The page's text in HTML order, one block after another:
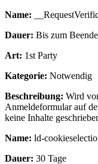
Name:
Dauer: Bis zum
Art: 1st Party
Kategorie: Notwendig
Beschreibung: Wird
Anmeldeformular auf
keine Inhalte
Name: ld-
Dauer: 30 Tage